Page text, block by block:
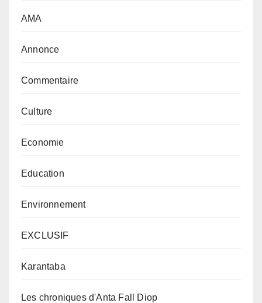
AMA
Annonce
Commentaire
Culture
Economie
Education
Environnement
EXCLUSIF
Karantaba
Les chroniques d'Anta Fall Diop